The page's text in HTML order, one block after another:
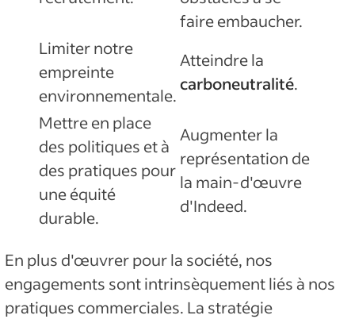
faire embaucher.
Limiter notre
empreinte
environnementale.
Atteindre la
carboneutralité.
Mettre en place
des politiques et à
des pratiques pour
une équité
durable.
Augmenter la
représentation de
la main-d'œuvre
d'Indeed.
En plus d'œuvrer pour la société, nos
engagements sont intrinsèquement liés à nos
pratiques commerciales. La stratégie